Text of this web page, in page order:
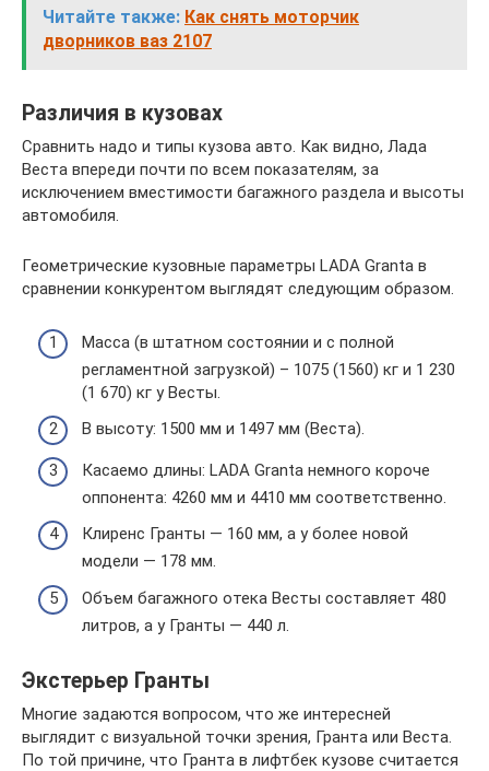
Читайте также: Как снять моторчик
дворников ваз 2107
Различия в кузовах
Сравнить надо и типы кузова авто. Как видно, Лада
Веста впереди почти по всем показателям, за
исключением вместимости багажного раздела и высоты
автомобиля.
Геометрические кузовные параметры LADA Granta в
сравнении конкурентом выглядят следующим образом.
Масса (в штатном состоянии и с полной
регламентной загрузкой) – 1075 (1560) кг и 1 230
(1 670) кг у Весты.
В высоту: 1500 мм и 1497 мм (Веста).
Касаемо длины: LADA Granta немного короче
оппонента: 4260 мм и 4410 мм соответственно.
Клиренс Гранты — 160 мм, а у более новой
модели — 178 мм.
Объем багажного отека Весты составляет 480
литров, а у Гранты — 440 л.
Экстерьер Гранты
Многие задаются вопросом, что же интересней
выглядит с визуальной точки зрения, Гранта или Веста.
По той причине, что Гранта в лифтбек кузове считается